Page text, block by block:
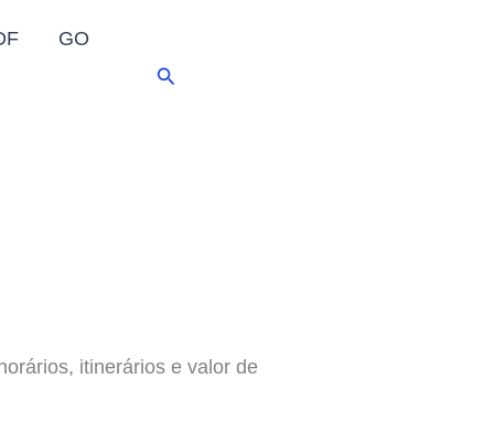
GO
Pesquisar
itinerários e valor de